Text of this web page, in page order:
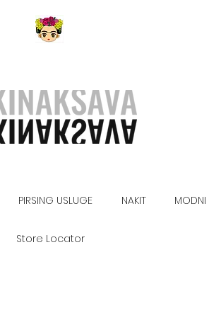
PIRSING USLUGE NAKIT MODNI
Store Locator